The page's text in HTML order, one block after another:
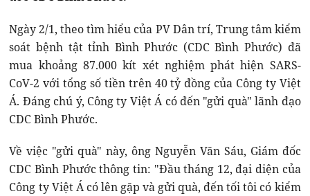
Ngày 2/1, theo tìm hiểu của PV Dân trí, Trung tâm kiểm
soát bệnh tật tỉnh Bình Phước (CDC Bình Phước) đã
mua khoảng 87.000 kít xét nghiệm phát hiện SARS-
CoV-2 với tổng số tiền trên 40 tỷ đồng của Công ty Việt
Á. Đáng chú ý, Công ty Việt Á có đến "gửi quà" lãnh đạo
CDC Bình Phước.
Về việc "gửi quà" này, ông Nguyễn Văn Sáu, Giám đốc
CDC Bình Phước thông tin: "Đầu tháng 12, đại diện của
Công ty Việt Á có lên gặp và gửi quà, đến tối tôi có kiểm